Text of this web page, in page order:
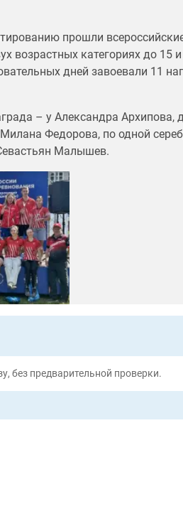
прошли
возрастных категориях до 15
дней завоевали 11
– у Александра Архипова,
Федорова, по одной
Малышев.
без предварительной проверки.